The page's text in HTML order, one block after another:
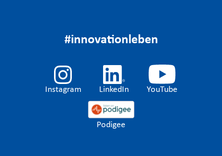
#innovationleben
Instagram LinkedIn YouTube
Podigee